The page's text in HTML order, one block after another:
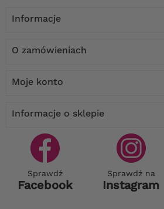
Informacje
O zamówieniach
Moje konto
Informacje o sklepie
Sprawdź
Facebook
Sprawdź na
Instagram